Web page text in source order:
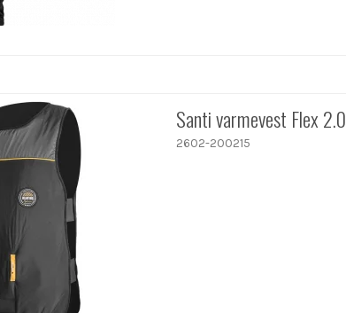
Santi varmevest Flex 2.0
2602-200215